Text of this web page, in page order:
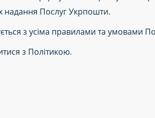
надання Послуг Укрпошти.
з усіма правилами та умовами
з Політикою.